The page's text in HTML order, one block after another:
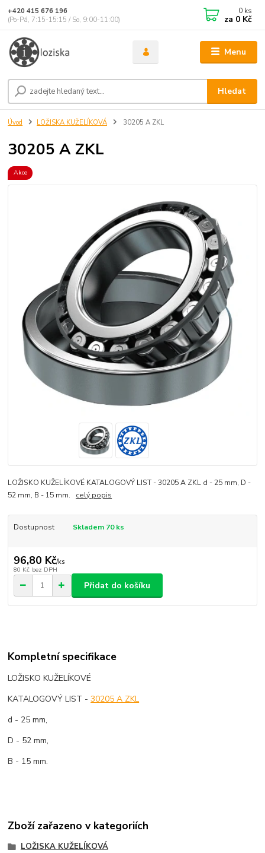
Menu
Hledat
+420 415 676 196
(Po-Pá, 7:15-15:15 / So, 9:00-11:00)
0 ks
za 0 Kč
Úvod LOŽISKA KUŽELÍKOVÁ 30205 A ZKL
30205 A ZKL
Akce
LOŽISKO KUŽELÍKOVÉ KATALOGOVÝ LIST - 30205 A ZKL d - 25 mm, D -
52 mm, B - 15 mm. celý popis
Dostupnost Skladem 70 ks
96,80 Kč/ks
80 Kč bez DPH
Přidat do košíku
Kompletní specifikace
LOŽISKO KUŽELÍKOVÉ
KATALOGOVÝ LIST -30205 A ZKL
d - 25 mm,
D - 52 mm,
B - 15 mm.
Zboží zařazeno v kategoriích
LOŽISKA KUŽELÍKOVÁ